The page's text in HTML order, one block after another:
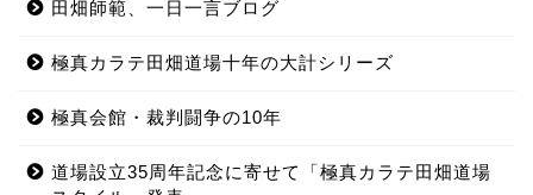
田畑師範、一日一言ブログ
極真カラテ田畑道場十年の大計シリーズ
極真会館・裁判闘争の10年
道場設立35周年記念に寄せて「極真カラテ田畑道場